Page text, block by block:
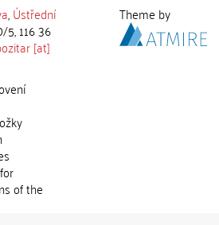
,Ústřední
116 36
[at]
of the
Theme by